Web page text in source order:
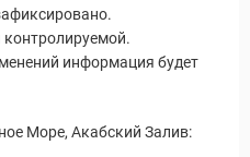
контролируемой.
информация будет
Море, Акабский Залив: